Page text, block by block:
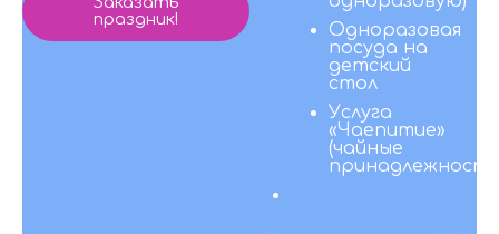
праздник!
Одноразовая
посуда на
детский
стол
Услуга
«Чаепитие»
(чайные